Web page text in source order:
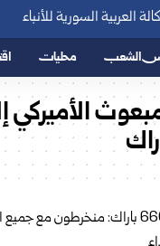
الشعب محليات
الأميركي